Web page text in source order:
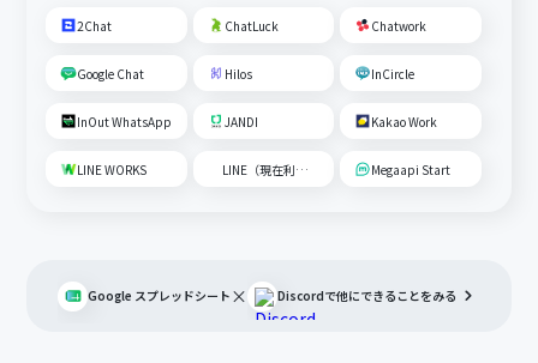
2Chat ChatLuck Chatwork
Google Chat Hilos InCircle
InOut WhatsApp JANDI Kakao Work
LINE WORKS LINE（現在利用不可） Megaapi Start
Google スプレッドシート × Discordで他にできることをみる